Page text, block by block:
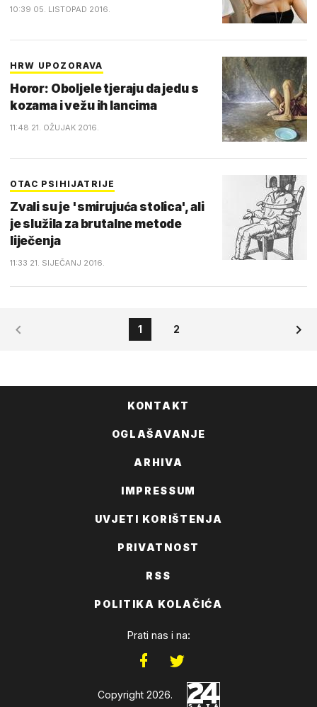
10:39 05. LISTOPAD 2016.
HRW UPOZORAVA
Horor: Oboljele tjeraju da jedu s
kozama i vežu ih lancima
11:48 21. OŽUJAK 2016.
OTAC PSIHIJATRIJE
Zvali su je 'smirujuća stolica', ali
je služila za brutalne metode
liječenja
11:33 21. SIJEČANJ 2016.
1 2
KONTAKT
OGLAŠAVANJE
ARHIVA
IMPRESSUM
UVJETI KORIŠTENJA
PRIVATNOST
RSS
POLITIKA KOLAČIĆA
Prati nas i na:
Copyright 2026.